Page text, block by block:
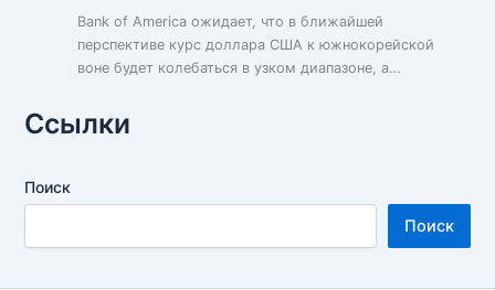
Bank of America ожидает, что в ближайшей
перспективе курс доллара США к южнокорейской
воне будет колебаться в узком диапазоне, а…
Ссылки
Поиск
Поиск